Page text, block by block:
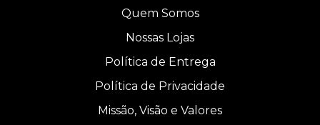
Quem Somos
Nossas Lojas
Política de Entrega
Política de Privacidade
Missão, Visão e Valores